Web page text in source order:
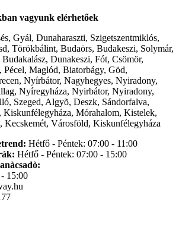
vagyunk elérhetőek
Gyál, Dunaharaszti, Szigetszentmiklós,
Törökbálint, Budaörs, Budakeszi, Solymár,
Dunakeszi, Fót, Csömör,
Pécel, Maglód, Biatorbágy, Göd,
Nyírbátor, Nagyhegyes, Nyiradony,
Nyíregyháza, Nyirbátor, Nyiradony,
Szeged, Algyõ, Deszk, Sándorfalva,
Kiskunfélegyháza, Mórahalom, Kistelek,
Kecskemét, Városföld, Kiskunfélegyháza
Hétfő - Péntek: 07:00 - 11:00
Hétfő - Péntek: 07:00 - 15:00
15:00